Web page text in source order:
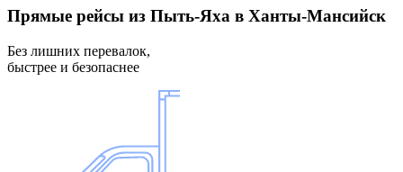
Прямые рейсы из Пыть-Яха в Ханты-Мансийск
Без лишних перевалок,
быстрее и безопаснее